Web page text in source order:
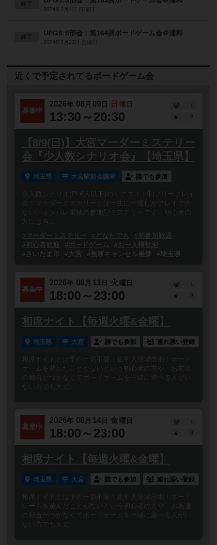
2024年2月4日 日曜日
UPGS:S部会：第164回ボードゲーム会＠浦和
2024年2月23日 金曜日
近くで予定されてるボードゲーム会
募集中
2026年 08 月 09 日 日 曜日
13:30～20:30
1
0
【8/9(日)】大宮マーダーミステリー
会『少人数シナリオ会』【埼玉県】
埼玉県 大宮駅前会議室 誰でも参加
少人数シナリオ(PL6人以下)のリクエスト制フリープレイ
会！マーダーミステリーとは一生に一度しかプレイでき
ない、ネタバレ厳禁の参加型ミステリーです。初心者の
方には当...
#マーダーミステリー
#どなたでも
#初参加歓迎
#初心者歓迎
#ボードゲーム
#お一人様歓迎
#さいたま市
#大宮 #無断キャンセル厳禁 #埼玉県
募集中
2026年 08 月 11 日 火 曜日
18:00～23:00
1
0
相席ナイト【毎週火曜&金曜】
埼玉県 大宮 誰でも参加 連れ添い登録
相席ナイトとは予約一切不要！途中入退場自由！ボード
ゲームを遊んだことがないという初心者の方や、お友達
の都合がつかなくてボードゲームを一緒に遊べる人がい
ない方でも大丈...
募集中
2026年 08 月 14日 金曜日
18:00～23:00
1
0
相席ナイト【毎週火曜&金曜】
埼玉県 大宮 誰でも参加 連れ添い登録
相席ナイトとは予約一切不要！途中入退場自由！ボード
ゲームを遊んだことがないという初心者の方や、お友達
の都合がつかなくてボードゲームを一緒に遊べる人がい
ない方でも大丈...